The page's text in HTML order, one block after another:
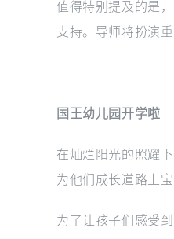
值得特别提及的是
支持。导师将扮演
国王幼儿园开学啦
在灿烂阳光的照耀
为他们成长道路上宝
为了让孩子们感受